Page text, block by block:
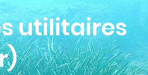
utilitaires